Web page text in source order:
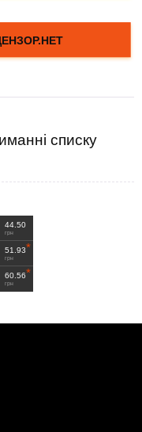
списку
44.50
грн
51.93
грн
60.56
грн